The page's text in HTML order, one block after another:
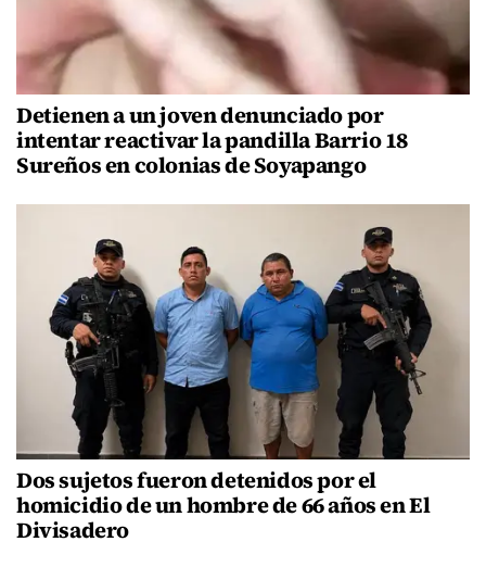
Detienen a un joven denunciado por
intentar reactivar la pandilla Barrio 18
Sureños en colonias de Soyapango
Dos sujetos fueron detenidos por el
homicidio de un hombre de 66 años en El
Divisadero